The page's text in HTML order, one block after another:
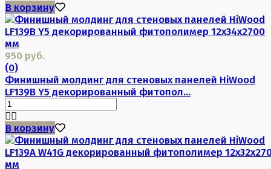
В корзину
950 руб.
(0)
Финишный молдинг для стеновых панелей HiWood
LF139B Y5 декорированный фитопол...
В корзину